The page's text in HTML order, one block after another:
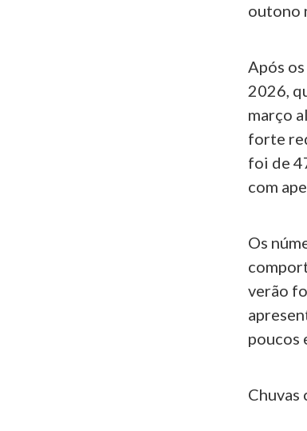
outono
Após
2026,
março
forte
foi de
com
Os
verão
poucos
Chuvas